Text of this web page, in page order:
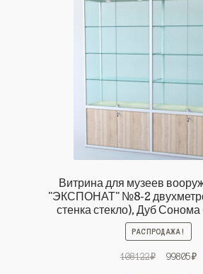
Витрина для музеев
"ЭКСПОНАТ" №8-2
стенка стекло), Дуб
РАСПРОДАЖА!
108122₽ 99805₽